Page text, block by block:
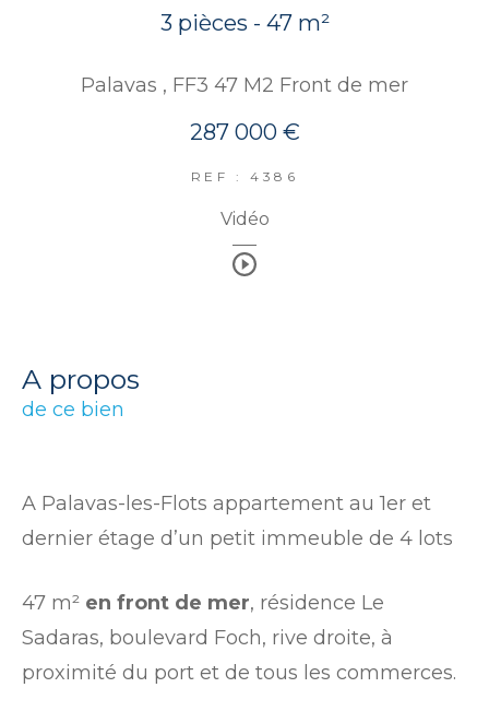
3 pièces - 47 m²
Palavas , FF3 47 M2 Front de mer
287 000 €
REF : 4386
Vidéo
a propos
de ce bien
A Palavas-les-Flots appartement au 1er et
dernier étage d’un petit immeuble de 4 lots
47 m² en front de mer, résidence Le
Sadaras, boulevard Foch, rive droite, à
proximité du port et de tous les commerces.